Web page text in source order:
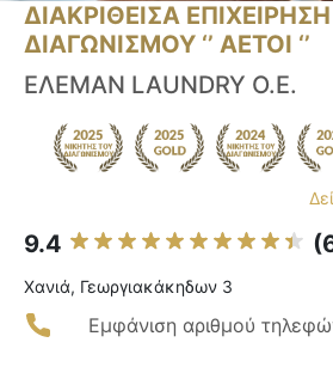
ΔΙΑΚΡΙΘΕΙΣΑ
ΔΙΑΓΩΝΙΣΜΟΥ ‘’ ΑΕΤΟΙ ‘’
ΕΛΕΜΑΝ LAUNDRY Ο.Ε.
9.4
Χανιά, Γεωργιακάκηδων 3
Εμφάνιση αριθμού